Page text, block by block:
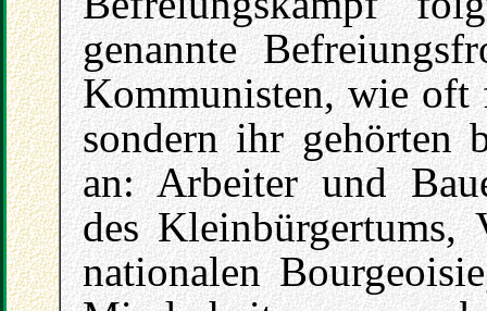
genannte
Kommunisten, wie oft
sondern ihr gehörten
an: Arbeiter und
des Kleinbürgertums,
nationalen